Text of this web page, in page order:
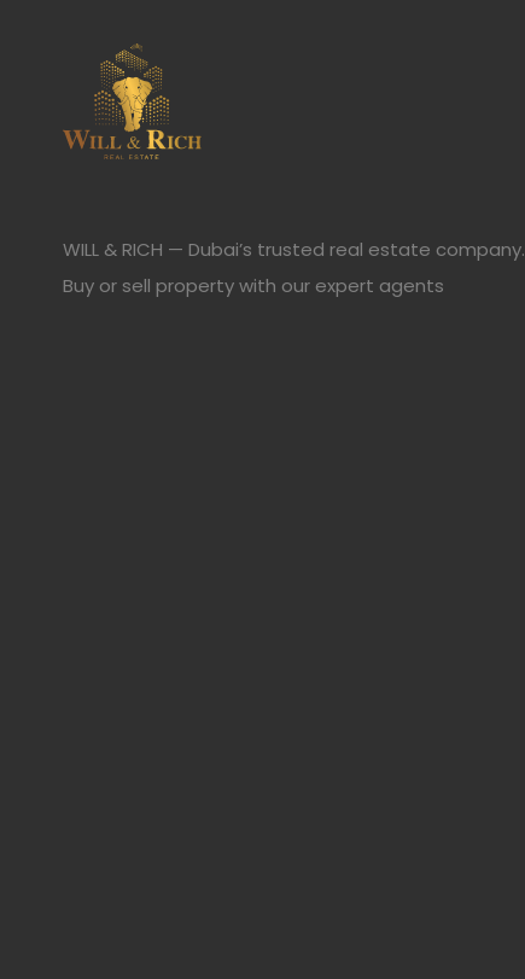
WILL & RICH — Dubai’s trusted real estate company.
Buy or sell property with our expert agents